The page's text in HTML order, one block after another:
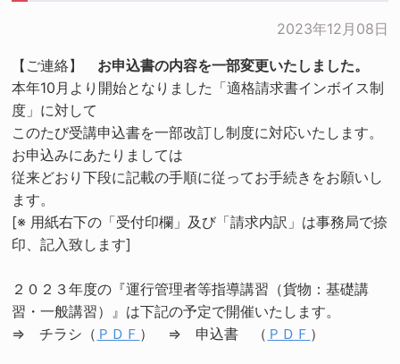
2023年12月08日
【ご連絡】 お申込書の内容を一部変更いたしました。
本年10月より開始となりました「適格請求書インボイス制
度」に対して
このたび受講申込書を一部改訂し制度に対応いたします。
お申込みにあたりましては
従来どおり下段に記載の手順に従ってお手続きをお願いし
ます。
[※ 用紙右下の「受付印欄」及び「請求内訳」は事務局で捺
印、記入致します]
２０２３年度の『運行管理者等指導講習（貨物：基礎講
習・一般講習）』は下記の予定で開催いたします。
⇒ チラシ（ ＰＤＦ ） ⇒ 申込書 （ ＰＤＦ ）